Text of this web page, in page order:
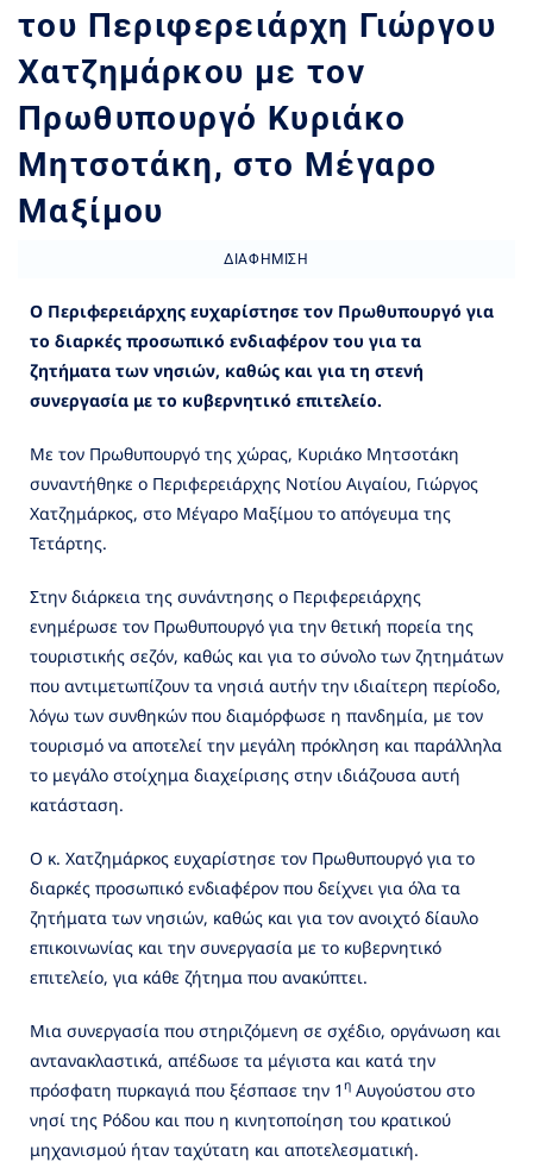
του Περιφερειάρχη Γιώργου
Χατζημάρκου με τον
Πρωθυπουργό Κυριάκο
Μητσοτάκη, στο Μέγαρο
Μαξίμου
ΔΙΑΦΉΜΙΣΗ
Ο Περιφερειάρχης ευχαρίστησε τον Πρωθυπουργό για
το διαρκές προσωπικό ενδιαφέρον του για τα
ζητήματα των νησιών, καθώς και για τη στενή
συνεργασία με το κυβερνητικό επιτελείο.
Με τον Πρωθυπουργό της χώρας, Κυριάκο Μητσοτάκη
συναντήθηκε ο Περιφερειάρχης Νοτίου Αιγαίου, Γιώργος
Χατζημάρκος, στο Μέγαρο Μαξίμου το απόγευμα της
Τετάρτης.
Στην διάρκεια της συνάντησης ο Περιφερειάρχης
ενημέρωσε τον Πρωθυπουργό για την θετική πορεία της
τουριστικής σεζόν, καθώς και για το σύνολο των ζητημάτων
που αντιμετωπίζουν τα νησιά αυτήν την ιδιαίτερη περίοδο,
λόγω των συνθηκών που διαμόρφωσε η πανδημία, με τον
τουρισμό να αποτελεί την μεγάλη πρόκληση και παράλληλα
το μεγάλο στοίχημα διαχείρισης στην ιδιάζουσα αυτή
κατάσταση.
Ο κ. Χατζημάρκος ευχαρίστησε τον Πρωθυπουργό για το
διαρκές προσωπικό ενδιαφέρον που δείχνει για όλα τα
ζητήματα των νησιών, καθώς και για τον ανοιχτό δίαυλο
επικοινωνίας και την συνεργασία με το κυβερνητικό
επιτελείο, για κάθε ζήτημα που ανακύπτει.
Μια συνεργασία που στηριζόμενη σε σχέδιο, οργάνωση και
αντανακλαστικά, απέδωσε τα μέγιστα και κατά την
πρόσφατη πυρκαγιά που ξέσπασε την 1 η Αυγούστου στο
νησί της Ρόδου και που η κινητοποίηση του κρατικού
μηχανισμού ήταν ταχύτατη και αποτελεσματική.